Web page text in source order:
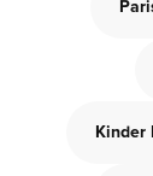
Kinder